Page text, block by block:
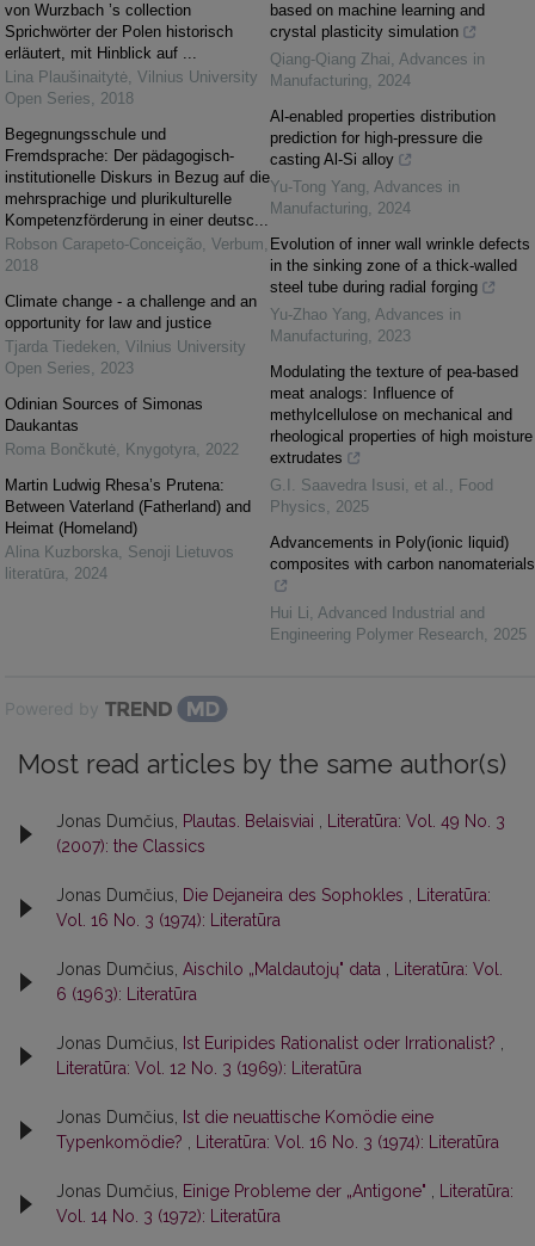
von Wurzbach ’s collection
Sprichwörter der Polen historisch
erläutert, mit Hinblick auf ...
Lina Plaušinaitytė, Vilnius University
Open Series, 2018
Begegnungsschule und
Fremdsprache: Der pädagogisch-
institutionelle Diskurs in Bezug auf die
mehrsprachige und plurikulturelle
Kompetenzförderung in einer deutsc...
Robson Carapeto-Conceição, Verbum,
2018
Climate change - a challenge and an
opportunity for law and justice
Tjarda Tiedeken, Vilnius University
Open Series, 2023
Odinian Sources of Simonas
Daukantas
Roma Bončkutė, Knygotyra, 2022
Martin Ludwig Rhesa’s Prutena:
Between Vaterland (Fatherland) and
Heimat (Homeland)
Alina Kuzborska, Senoji Lietuvos
literatūra, 2024
based on machine learning and
crystal plasticity simulation
Qiang-Qiang Zhai, Advances in
Manufacturing, 2024
Al-enabled properties distribution
prediction for high-pressure die
casting Al-Si alloy
Yu-Tong Yang, Advances in
Manufacturing, 2024
Evolution of inner wall wrinkle defects
in the sinking zone of a thick-walled
steel tube during radial forging
Yu-Zhao Yang, Advances in
Manufacturing, 2023
Modulating the texture of pea-based
meat analogs: Influence of
methylcellulose on mechanical and
rheological properties of high moisture
extrudates
G.I. Saavedra Isusi, et al. , Food
Physics, 2025
Advancements in Poly(ionic liquid)
composites with carbon nanomaterials
Hui Li, Advanced Industrial and
Engineering Polymer Research, 2025
Powered by
Most read articles by the same author(s)
Jonas Dumčius, Plautas. Belaisviai , Literatūra: Vol. 49 No. 3
(2007): the Classics
Jonas Dumčius, Die Dejaneira des Sophokles , Literatūra:
Vol. 16 No. 3 (1974): Literatūra
Jonas Dumčius, Aischilo „Maldautojų" data , Literatūra: Vol.
6 (1963): Literatūra
Jonas Dumčius, Ist Euripides Rationalist oder Irrationalist? ,
Literatūra: Vol. 12 No. 3 (1969): Literatūra
Jonas Dumčius, Ist die neuattische Komödie eine
Typenkomödie? , Literatūra: Vol. 16 No. 3 (1974): Literatūra
Jonas Dumčius, Einige Probleme der „Antigone" , Literatūra:
Vol. 14 No. 3 (1972): Literatūra